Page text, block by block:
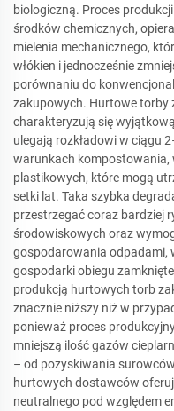
biologiczną. Proces
środków chemicznych,
mielenia mechanicznego,
włókien i jednocześnie
porównaniu do
zakupowych. Hurtowe torby
charakteryzują się
ulegają rozkładowi w ciągu
warunkach kompostowania,
plastikowych, które mogą
setki lat. Taka szybka
przestrzegać coraz bardziej
środowiskowych oraz
gospodarowania odpadami,
gospodarki obiegu
produkcją hurtowych torb
znacznie niższy niż w
ponieważ proces
mniejszą ilość gazów
– od pozyskiwania
hurtowych dostawców
neutralnego pod względem